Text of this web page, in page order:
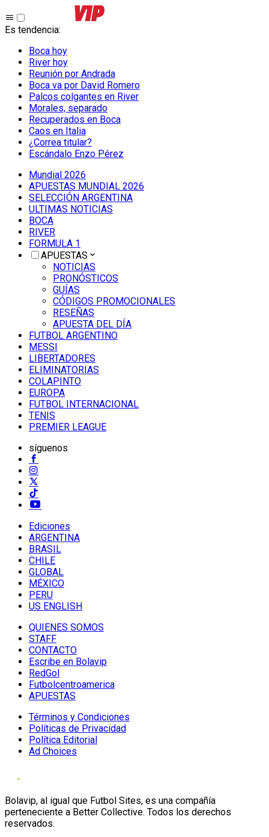
Es tendencia:
Boca hoy
River hoy
Reunión por Andrada
Boca va por David Romero
Palcos colgantes en River
Morales, separado
Recuperados en Boca
Caos en Italia
¿Correa titular?
Escándalo Enzo Pérez
Mundial 2026
APUESTAS MUNDIAL 2026
SELECCIÓN ARGENTINA
ULTIMAS NOTICIAS
BOCA
RIVER
FORMULA 1
APUESTAS
NOTICIAS
PRONÓSTICOS
GUÍAS
CÓDIGOS PROMOCIONALES
RESEÑAS
APUESTA DEL DÍA
FUTBOL ARGENTINO
MESSI
LIBERTADORES
ELIMINATORIAS
COLAPINTO
EUROPA
FUTBOL INTERNACIONAL
TENIS
PREMIER LEAGUE
síguenos
Ediciones
ARGENTINA
BRASIL
CHILE
GLOBAL
MÉXICO
PERU
US ENGLISH
QUIENES SOMOS
STAFF
CONTACTO
Escribe en Bolavip
RedGol
Futbolcentroamerica
APUESTAS
Términos y Condiciones
Políticas de Privacidad
Política Editorial
Ad Choices
Bolavip, al igual que Futbol Sites, es una compañía
perteneciente a Better Collective. Todos los derechos
reservados.